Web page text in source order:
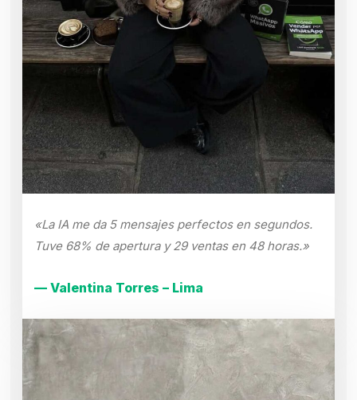
«La IA me da 5 mensajes perfectos en segundos.
Tuve 68% de apertura y 29 ventas en 48 horas.»
— Valentina Torres – Lima